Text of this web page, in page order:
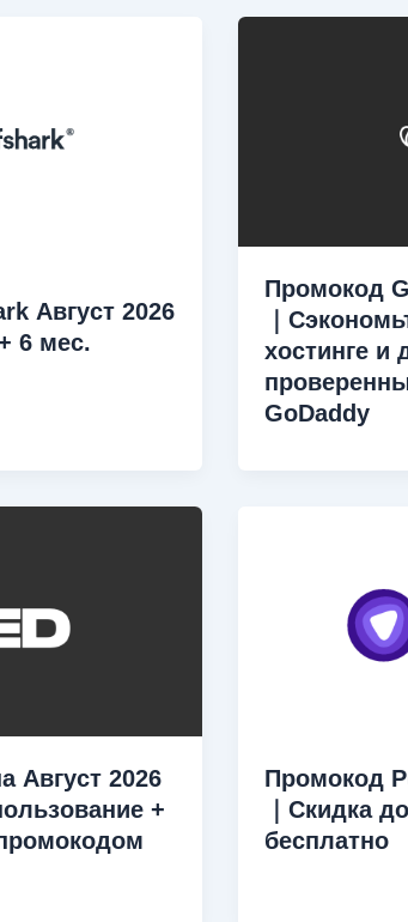
Август 2026
6 мес.
Промокод
｜
хостинге и
GoDaddy
Август 2026
+
Промокод
｜Скидка
бесплатно